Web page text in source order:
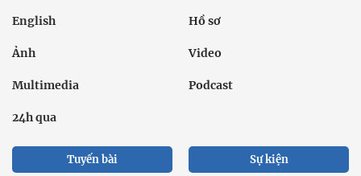
English Hồ sơ
Ảnh Video
Multimedia Podcast
24h qua
Tuyến bài Sự kiện